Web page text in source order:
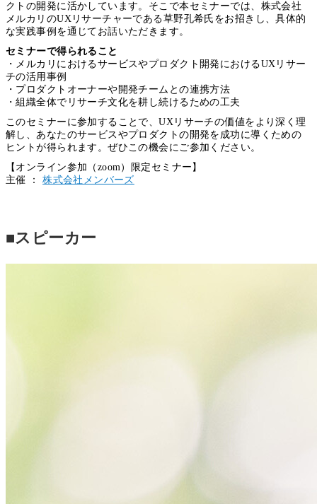
クトの開発に活かしています。そこで本セミナーでは、株式会社
メルカリのUXリサーチャーである草野孔希氏をお招きし、具体的
な実践事例を通じてお話いただきます。
セミナーで得られること
・メルカリにおけるサービスやプロダクト開発におけるUXリサー
チの活用事例
・プロダクトオーナーや開発チームとの連携方法
・組織全体でリサーチ文化を耕し続けるための工夫
このセミナーに参加することで、UXリサーチの価値をより深く理
解し、あなたのサービスやプロダクトの開発を成功に導くための
ヒントが得られます。ぜひこの機会にご参加ください。
【オンライン参加（zoom）限定セミナー】
主催 ：株式会社メンバーズ
■スピーカー